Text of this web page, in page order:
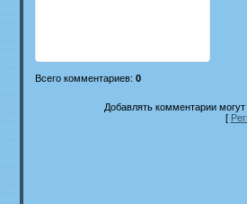
Всего комментариев: 0
Добавлять комментарии
[